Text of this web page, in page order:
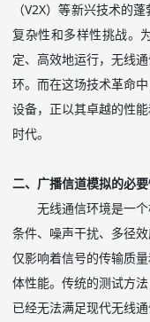
（V2X）等新兴技术的
复杂性和多样性挑战。
定、高效地运行，无线
环。而在这场技术革命
设备，正以其卓越的性
时代。
二、广播信道模拟的必
无线通信环境是一个
条件、噪声干扰、多径
仅影响着信号的传输质
体性能。传统的测试方
已经无法满足现代无线